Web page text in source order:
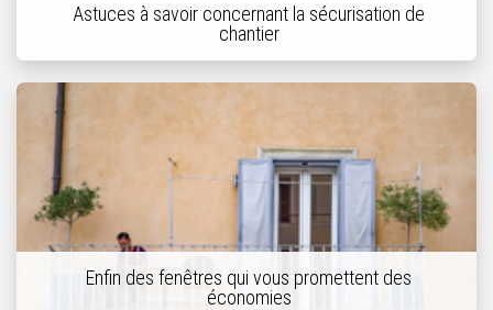
Astuces à savoir concernant la sécurisation de
chantier
Enfin des fenêtres qui vous promettent des
économies